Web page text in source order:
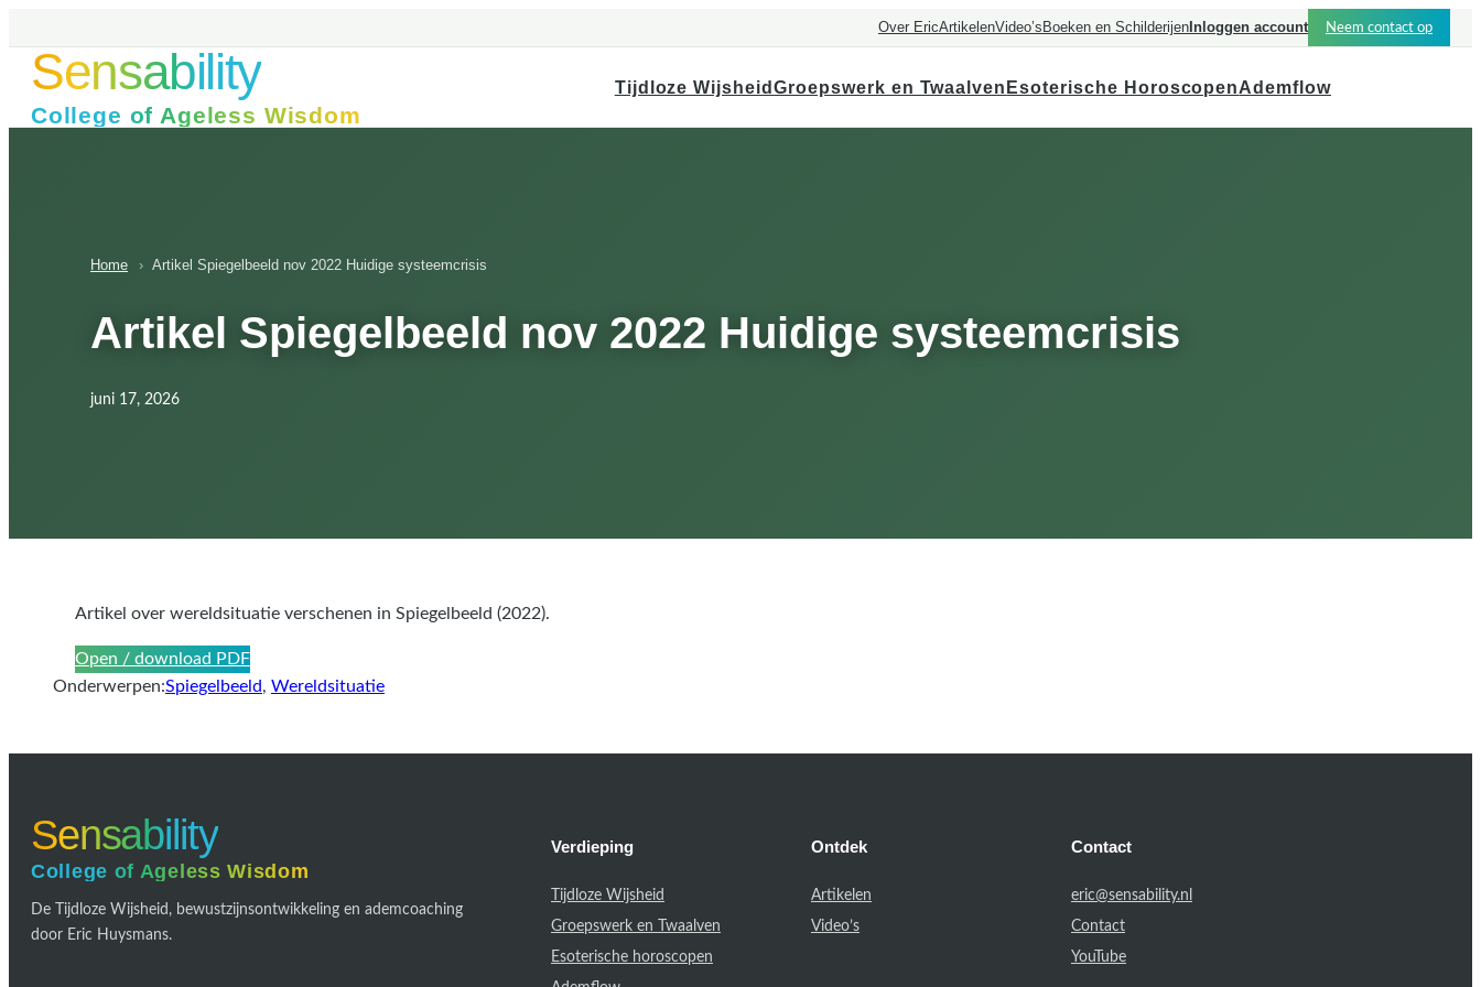
naar
Over EricArtikelenVideo’s Boeken en Schilderijen Inloggen account Neem contact op
Sensability
College of Ageless Wisdom
Tijdloze WijsheidGroepswerk en Twaalven Esoterische HoroscopenAdemflow
Home › Artikel Spiegelbeeld nov 2022 Huidige systeemcrisis
Artikel Spiegelbeeld nov 2022 Huidige systeemcrisis
juni 17, 2026
Artikel over wereldsituatie verschenen in Spiegelbeeld (2022).
Open / download PDF
Onderwerpen:Spiegelbeeld, Wereldsituatie
Sensability
College of Ageless Wisdom
De Tijdloze Wijsheid, bewustzijnsontwikkeling en ademcoaching
door Eric Huysmans.
Verdieping
Tijdloze Wijsheid
Groepswerk en Twaalven
Esoterische horoscopen
Ontdek
Artikelen
Video’s
Contact
eric@sensability.nl
Contact
YouTube